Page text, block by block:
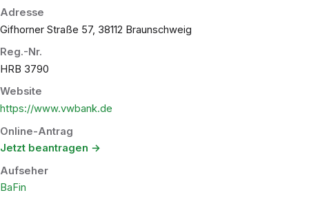
Adresse
Gifhorner Straße 57, 38112 Braunschweig
Reg.-Nr.
HRB 3790
Website
https://www.vwbank.de
Online-Antrag
Jetzt beantragen →
Aufseher
BaFin